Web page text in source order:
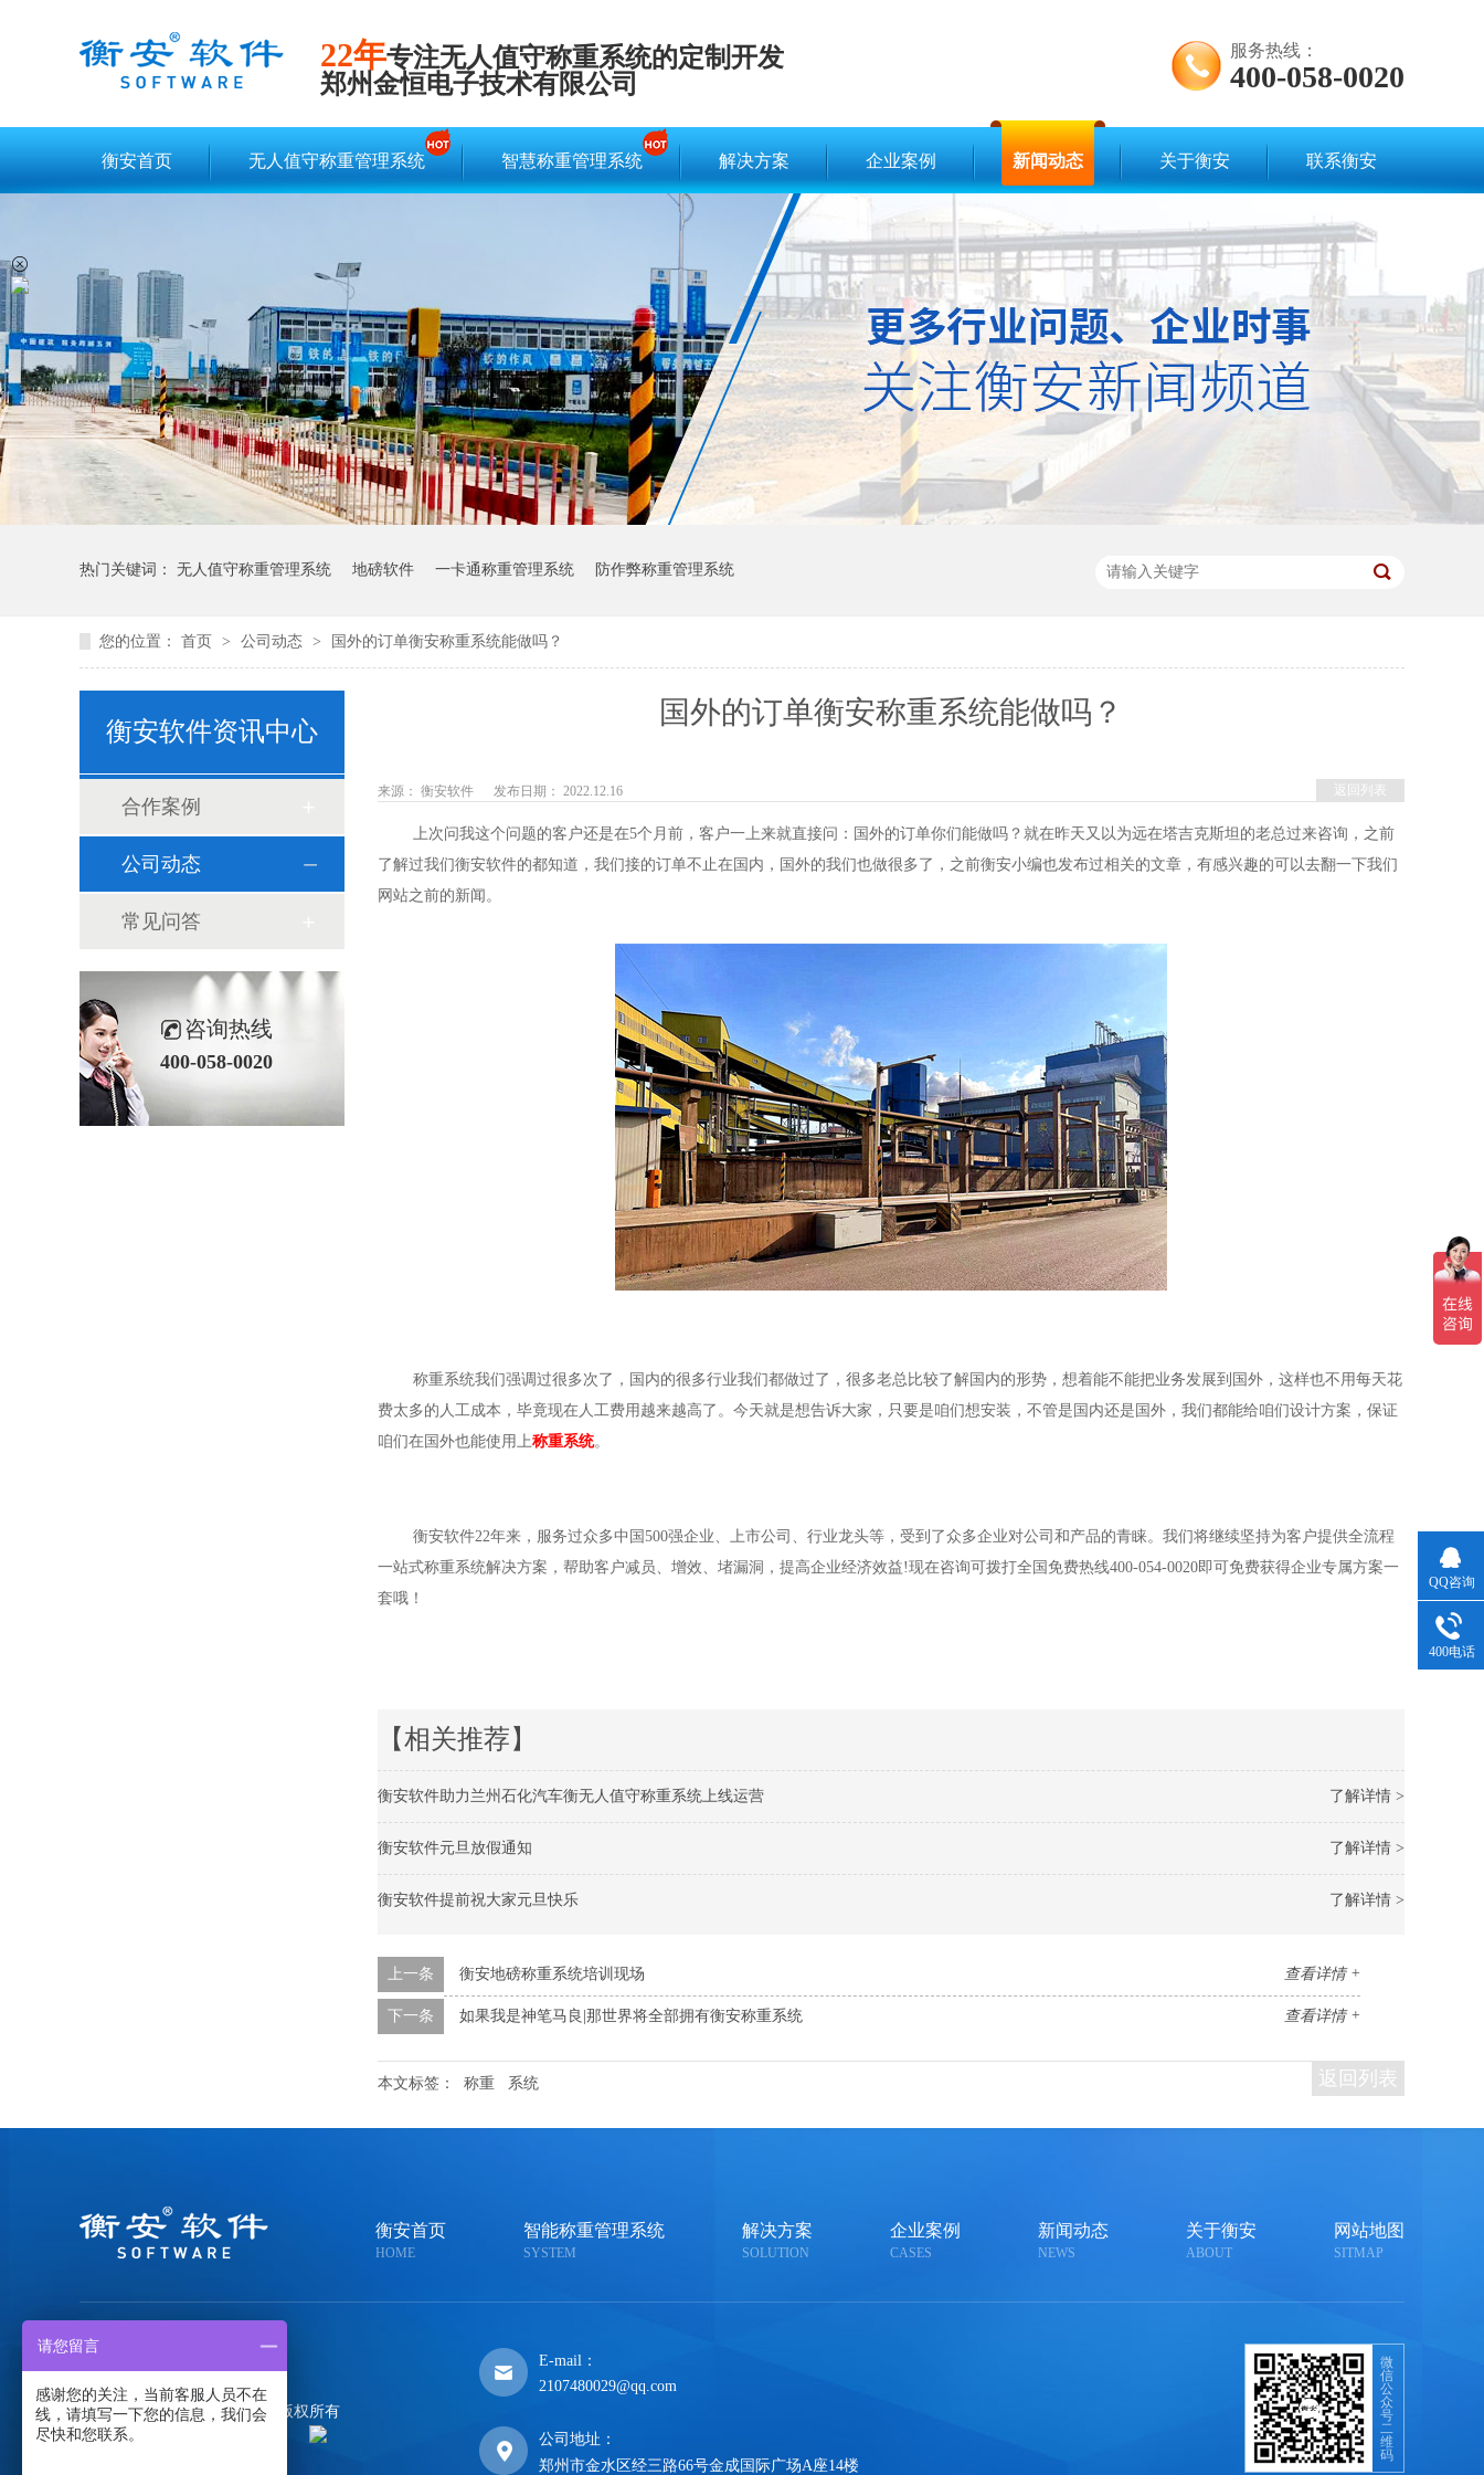
22年专注无人值守称重系统的定制开发
郑州金恒电子技术有限公司
服务热线：
400-058-0020
衡安首页 无人值守称重管理系统 智慧称重管理系统 解决方案 企业案例 新闻动态 关于衡安 联系衡安
热门关键词： 无人值守称重管理系统 地磅软件 一卡通称重管理系统 防作弊称重管理系统
您的位置： 首页 > 公司动态 > 国外的订单衡安称重系统能做吗？
国外的订单衡安称重系统能做吗？
返回列表
来源： 衡安软件 发布日期： 2022.12.16
上次问我这个问题的客户还是在5个月前，客户一上来就直接问：国外的订单你们能做吗？就在昨天又以为远在塔吉克斯坦的老总过来咨询，之前
了解过我们衡安软件的都知道，我们接的订单不止在国内，国外的我们也做很多了，之前衡安小编也发布过相关的文章，有感兴趣的可以去翻一下我们
网站之前的新闻。
称重系统我们强调过很多次了，国内的很多行业我们都做过了，很多老总比较了解国内的形势，想着能不能把业务发展到国外，这样也不用每天花
费太多的人工成本，毕竟现在人工费用越来越高了。今天就是想告诉大家，只要是咱们想安装，不管是国内还是国外，我们都能给咱们设计方案，保证
咱们在国外也能使用上称重系统。
衡安软件22年来，服务过众多中国500强企业、上市公司、行业龙头等，受到了众多企业对公司和产品的青睐。我们将继续坚持为客户提供全流程
一站式称重系统解决方案，帮助客户减员、增效、堵漏洞，提高企业经济效益!现在咨询可拨打全国免费热线400-054-0020即可免费获得企业专属方案一
套哦！
【相关推荐】
了解详情 >
衡安软件助力兰州石化汽车衡无人值守称重系统上线运营
了解详情 >
衡安软件元旦放假通知
了解详情 >
衡安软件提前祝大家元旦快乐
查看详情 +
上一条 衡安地磅称重系统培训现场
查看详情 +
下一条 如果我是神笔马良|那世界将全部拥有衡安称重系统
返回列表
本文标签： 称重 系统
衡安软件资讯中心
合作案例
公司动态
常见问答
咨询热线
400-058-0020
衡安首页
HOME
智能称重管理系统
SYSTEM
解决方案
SOLUTION
企业案例
CASES
新闻动态
NEWS
关于衡安
ABOUT
网站地图
SITMAP
郑州金恒电子技术有限公司
版权所有
备案号：
E-mail：
2107480029@qq.com
公司地址：
郑州市金水区经三路66号金成国际广场A座14楼
微
信
公
众
号
二
维
码
QQ咨询
400电话
请您留言
感谢您的关注，当前客服人员不在
线，请填写一下您的信息，我们会
尽快和您联系。